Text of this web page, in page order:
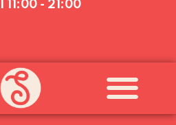
(MA-SU
(PE-
ASTI
TERVETULOA!